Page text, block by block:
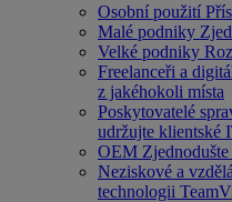
Osobní použití
Malé podniky
Velké podniky
Freelanceři a
z jakéhokoli místa
Poskytovatelé
udržujte klientské
OEM
Neziskové a
technologii